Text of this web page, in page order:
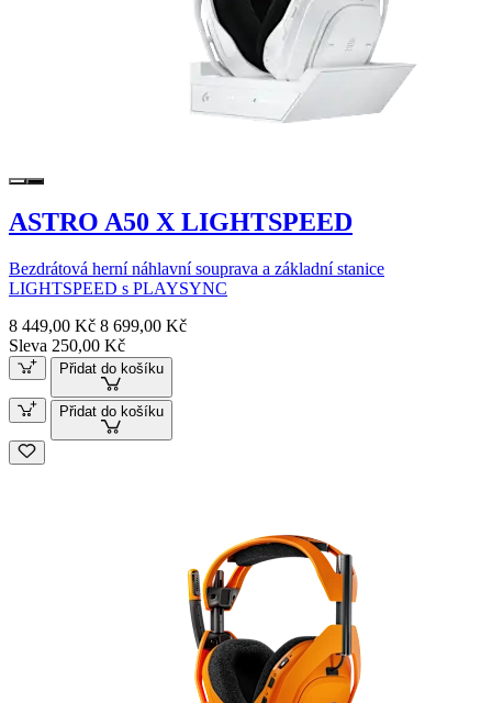
ASTRO A50 X LIGHTSPEED
Bezdrátová herní náhlavní souprava a základní stanice
LIGHTSPEED s PLAYSYNC
8 449,00 Kč 8 699,00 Kč
Sleva 250,00 Kč
Přidat do košíku
Přidat do košíku